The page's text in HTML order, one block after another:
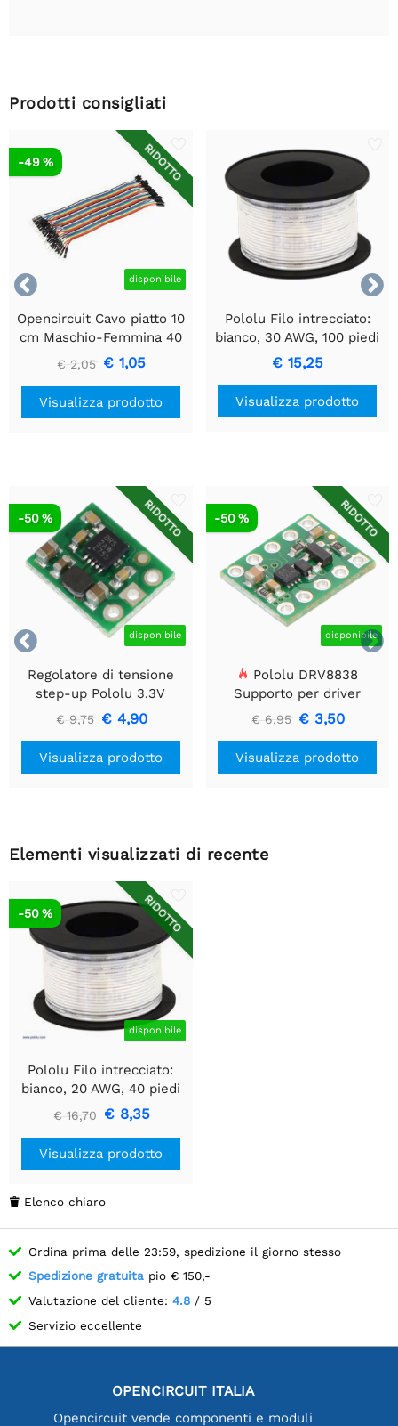
Prodotti consigliati


RIDOTTO
disponibile
-49 %
Opencircuit Cavo piatto 10
cm Maschio-Femmina 40
pezzi
€ 2,05 € 1,05
Visualizza prodotto
Pololu Filo intrecciato:
bianco, 30 AWG, 100 piedi
€ 15,25
Visualizza prodotto


RIDOTTO
disponibile
-50 %
Regolatore di tensione
step-up Pololu 3.3V
U1V10F3
€ 9,75 € 4,90
Visualizza prodotto
RIDOTTO
disponibile
-50 %
Pololu DRV8838
Supporto per driver
motore CC a spazzola
€ 6,95 € 3,50
Visualizza prodotto
Elementi visualizzati di recente
RIDOTTO
disponibile
-50 %
Pololu Filo intrecciato:
bianco, 20 AWG, 40 piedi
€ 16,70 € 8,35
Visualizza prodotto
 Elenco chiaro
Ordina prima delle 23:59, spedizione il giorno stesso
Spedizione gratuita pio € 150,-
Valutazione del cliente: 4.8 / 5
Servizio eccellente
OPENCIRCUIT ITALIA
Opencircuit vende componenti e moduli